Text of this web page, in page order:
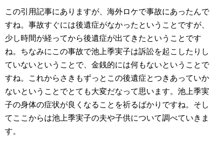
この引用記事にありますが、海外ロケで事故にあったんで
すね。事故すぐには後遺症がなかったということですが、
少し時間が経ってから後遺症が出てきたということです
ね。ちなみにこの事故で池上季実子は訴訟を起こしたりし
ていないということで、金銭的には何もないということで
すね。これからさきもずっとこの後遺症とつきあっていか
ないということでとても大変だなって思います。池上季実
子の身体の症状が良くなることを祈るばかりですね。そし
てここからは池上季実子の夫や子供について調べていきま
す。